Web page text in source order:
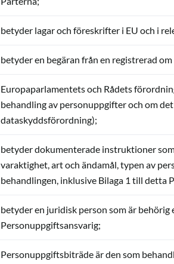
betyder lagar och föreskrifter i EU och i
betyder en begäran från en registrerad
Europaparlamentets och Rådets
behandling av personuppgifter och om
dataskyddsförordning);
betyder dokumenterade instruktioner
varaktighet, art och ändamål, typen av
behandlingen, inklusive Bilaga 1 till detta
betyder en juridisk person som är
Personuppgiftsansvarig;
Personuppgiftsbiträde är den som